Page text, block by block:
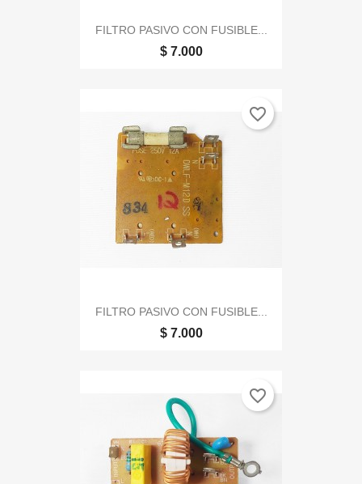
FILTRO PASIVO CON FUSIBLE...
$ 7.000
FILTRO PASIVO CON FUSIBLE...
$ 7.000
favorite_border
favorite_border